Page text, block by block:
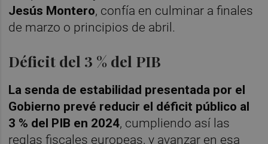
Jesús Montero, confía en culminar a finales
de marzo o principios de abril.
Déficit del 3 % del PIB
La senda de estabilidad presentada por el
Gobierno prevé reducir el déficit público al
3 % del PIB en 2024, cumpliendo así las
reglas fiscales europeas, y avanzar en esa